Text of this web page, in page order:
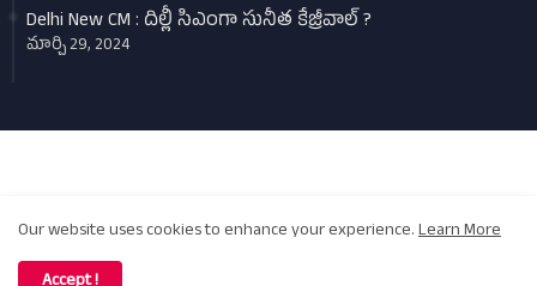
Delhi New CM : దిల్లీ సిఎంగా సునీత కేజ్రీవాల్‌ ?
మార్చి 29, 2024
and Created by
Our website uses cookies to enhance your experience.Learn More